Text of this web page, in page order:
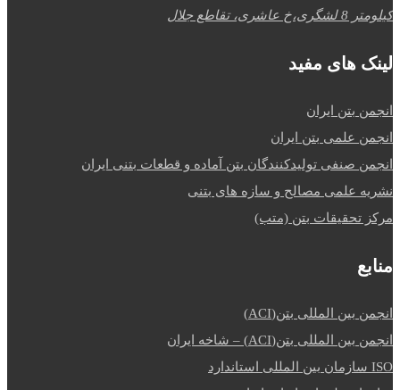
کیلومتر 8 لشگری،خ عاشری، تقاطع جلال
لینک های مفید
انجمن بتن ایران
انجمن علمی بتن ایران
انجمن صنفی تولیدکنندگان بتن آماده و قطعات بتنی ایران
نشریه علمی مصالح و سازه های بتنی
مرکز تحقیقات بتن (متب)
منابع
انجمن بین المللی بتن(ACI)
انجمن بین المللی بتن(ACI) – شاخه ایران
ISO سازمان بین المللی استاندارد